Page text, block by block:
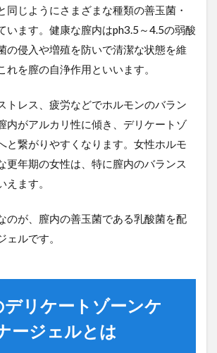
同じようにさまざまな種類の善玉菌・
います。健康な膣内はph3.5～4.5の弱酸
の侵入や増殖を防いで清潔な状態を維
れを膣の自浄作用といいます。
トレス、疲労などでホルモンのバラン
内がアルカリ性に傾き、デリケートゾ
と繋がりやすくなります。女性ホルモ
更年期の女性は、特に膣内のバランス
えます。
のが、膣内の善玉菌である乳酸菌を配
ェルです。
デリケートゾーンケ
ージェルとは